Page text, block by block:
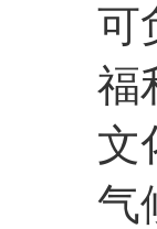
可
福
文
气